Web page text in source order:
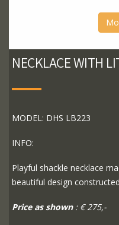
NECKLACE WITH
MODEL: DHS LB223
INFO:
Playful shackle necklace
beautiful design
Price as shown: € 275,-